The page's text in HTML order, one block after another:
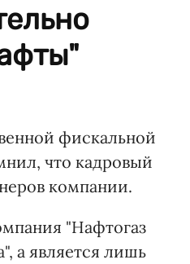
фискальной
что кадровый
компании.
"Нафтогаз
а является лишь